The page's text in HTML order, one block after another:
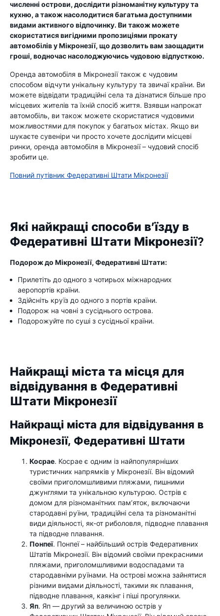
численні острови, дослідити різноманітну культуру та
кухню, а також насолодитися багатьма доступними
видами активного відпочинку. Ви також можете
скористатися вигідними пропозиціями прокату
автомобілів у Мікронезії, що дозволить вам заощадити
гроші, водночас насолоджуючись чудовою відпусткою.
Оренда автомобіля в Мікронезії також є чудовим
способом відчути унікальну культуру та звичаї країни. Ви
можете відвідати традиційні села та дізнатися більше про
місцевих жителів та їхній спосіб життя. Взявши напрокат
автомобіль, ви також можете скористатися чудовими
можливостями для покупок у багатьох містах. Якщо ви
шукаєте сувеніри чи просто хочете дослідити місцеві
ринки, оренда автомобіля в Мікронезії – чудовий спосіб
зробити це.
Повний путівник Федеративні Штати Мікронезії
Які найкращі способи в’їзду в
Федеративні Штати Мікронезії?
Подорож до Мікронезії, Федеративні Штати:
Прилетіть до одного з чотирьох міжнародних
аеропортів країни.
Здійсніть круїз до одного з портів країни.
Подорож на човні з сусіднього острова.
Подорожуйте по суші з сусідньої країни.
Найкращі міста та місця для
відвідування в Федеративні
Штати Мікронезії
Найкращі міста для відвідування в
Мікронезії, Федеративні Штати
Косрае. Косрае є одним із найпопулярніших
туристичних напрямків у Мікронезії. Він відомий
своїми приголомшливими пляжами, пишними
джунглями та унікальною культурою. Острів є
домом для різноманітних пам’яток, включаючи
стародавні руїни, традиційні села та різноманітні
види діяльності, як-от риболовля, підводне плавання
та підводне плавання.
Понпеї. Понпеї – найбільший острів Федеративних
Штатів Мікронезії. Він відомий своїми прекрасними
пляжами, приголомшливими водоспадами та
стародавніми руїнами. На острові можна зайнятися
різними видами діяльності, такими як плавання,
підводне плавання, каякінг і піші прогулянки.
Яп. Яп — другий за величиною острів у